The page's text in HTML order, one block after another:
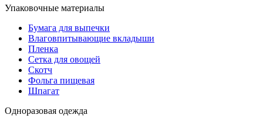
Упаковочные материалы
Бумага для выпечки
Влаговпитывающие вкладыши
Пленка
Сетка для овощей
Скотч
Фольга пищевая
Шпагат
Одноразовая одежда